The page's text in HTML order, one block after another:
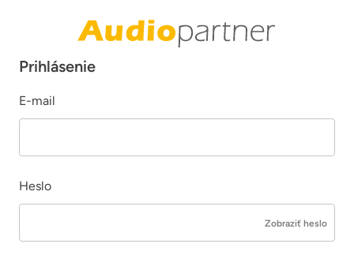
Prihlásenie
E-mail
Heslo
Zobraziť heslo